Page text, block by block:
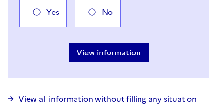
Yes No
View information
View all information without filling any situation